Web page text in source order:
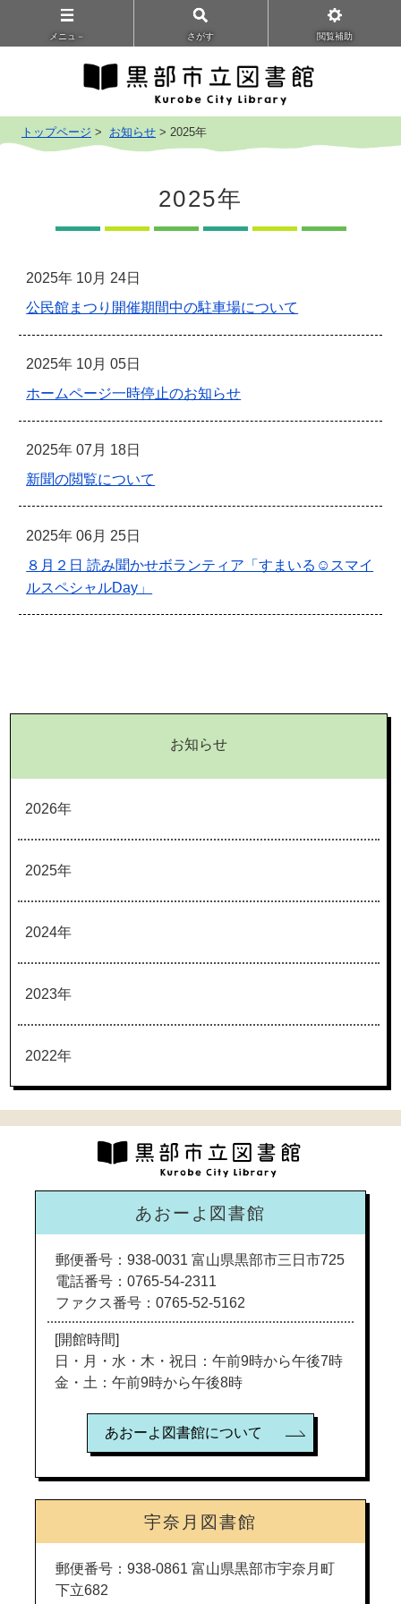
メニュ－ さがす 閲覧補助
トップページ > お知らせ > 2025年
2025年
2025年 10月 24日
公民館まつり開催期間中の駐車場について
2025年 10月 05日
ホームページ一時停止のお知らせ
2025年 07月 18日
新聞の閲覧について
2025年 06月 25日
８月２日 読み聞かせボランティア「すまいる☺スマイ
ルスペシャルDay」
お知らせ
2026年
2025年
2024年
2023年
2022年
あおーよ図書館
郵便番号：938-0031 富山県黒部市三日市725
電話番号：0765-54-2311
ファクス番号：0765-52-5162
[開館時間]
日・月・水・木・祝日：午前9時から午後7時
金・土：午前9時から午後8時
あおーよ図書館について
宇奈月図書館
郵便番号：938-0861 富山県黒部市宇奈月町
下立682